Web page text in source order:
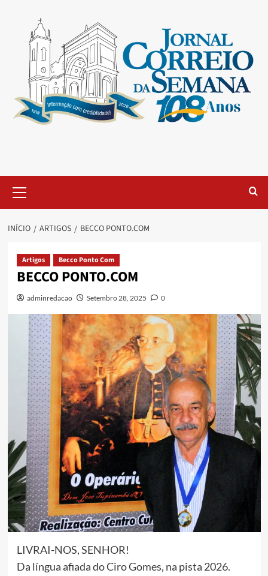
INÍCIO ARTIGOS BECCO PONTO.COM
Artigos Becco Ponto Com
BECCO PONTO.COM
adminredacao Setembro 28, 2025 0
LIVRAI-NOS, SENHOR!
Da língua afiada do Ciro Gomes, na pista 2026.